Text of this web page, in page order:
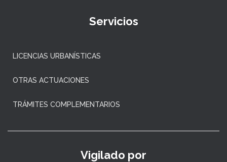
Servicios
LICENCIAS URBANÍSTICAS
OTRAS ACTUACIONES
TRÁMITES COMPLEMENTARIOS
Vigilado por